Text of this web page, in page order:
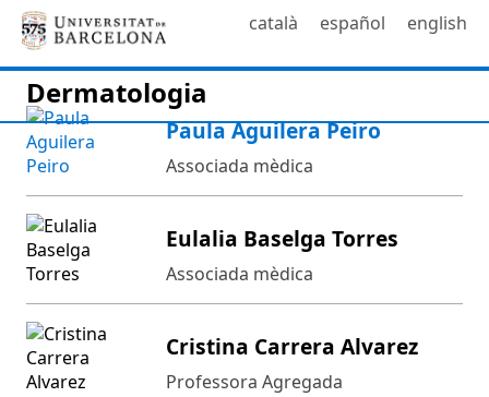
català español english
Dermatologia
Paula Aguilera Peiro
Associada mèdica
Eulalia Baselga Torres
Associada mèdica
Cristina Carrera Alvarez
Professora Agregada